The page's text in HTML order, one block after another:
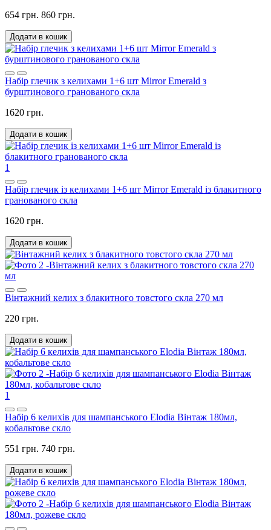
654 грн. 860 грн.
Додати в кошик
Набір глечик з келихами 1+6 шт Mirror Emerald з
бурштинового гранованого скла
1620 грн.
Додати в кошик
1
Набір глечик із келихами 1+6 шт Mirror Emerald із блакитного
гранованого скла
1620 грн.
Додати в кошик
Вінтажний келих з блакитного товстого скла 270 мл
220 грн.
Додати в кошик
1
Набір 6 келихів для шампанського Elodia Вінтаж 180мл,
кобальтове скло
551 грн. 740 грн.
Додати в кошик